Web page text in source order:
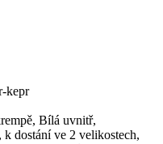
kepr
Bílá uvnitř,
dostání ve 2 velikostech,